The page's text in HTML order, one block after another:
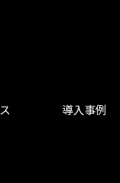
導入事例